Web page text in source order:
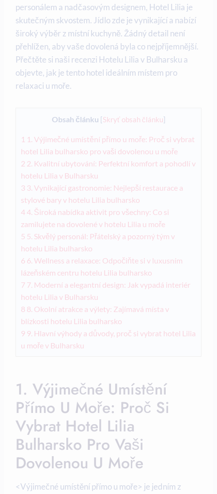
personálem a nadčasovým designem, Hotel Lilia je
skutečným skvostem. Jídlo zde je vynikající a nabízí
široký výběr z místní kuchyně. Žádný detail není
přehlížen, aby vaše dovolená byla co nejpříjemnější.
Přečtěte si naši recenzi Hotelu Lilia v Bulharsku a
objevte, jak je tento hotel ideálním místem pro
relaxaci u moře.
Obsah článku [Skryť obsah článku]
1 1. Výjimečné umístění přímo u moře: Proč si vybrat
hotel Lilia bulharsko pro vaši dovolenou u moře
2 2. Kvalitní ubytování: Perfektní komfort a pohodlí v
hotelu Lilia v Bulharsku
3 3. Vynikající gastronomie: Nejlepší restaurace a
stylové bary v hotelu Lilia bulharsko
4 4. Široká nabídka aktivit pro všechny: Co si
zamilujete na dovolené v hotelu Lilia u moře
5 5. Skvělý personál: Přátelský a pozorný tým v
hotelu Lilia bulharsko
6 6. Wellness a relaxace: Odpočiňte si v luxusním
lázeňském centru hotelu Lilia bulharsko
7 7. Moderní a elegantní design: Jak vypadá interiér
hotelu Lilia v Bulharsku
8 8. Okolní atrakce a výlety: Zajímavá místa v
blízkosti hotelu Lilia bulharsko
9 9. Hlavní výhody a důvody, proč si vybrat hotel Lilia
u moře v Bulharsku
1. Výjimečné Umístění
Přímo U Moře: Proč Si
Vybrat Hotel Lilia
Bulharsko Pro Vaši
Dovolenou U Moře
<Výjimečné umístění přímo u moře> je jedním z